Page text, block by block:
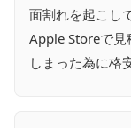
面割れを起こし
Apple Storeで見
しまった為に格